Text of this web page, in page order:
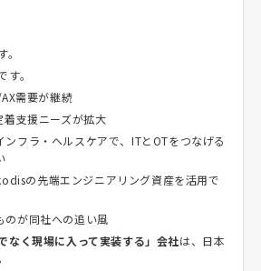
。
需要が継続
着支援ニーズが拡大
ンフラ・ヘルスケアで、ITとOTをつなげる
の先端エンジニアリング資産を活用で
のが同社への追い風
なく現場に入って実装する」会社は、日本